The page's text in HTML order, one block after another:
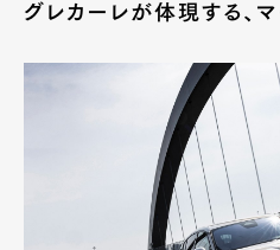
グレカーレが体現する、